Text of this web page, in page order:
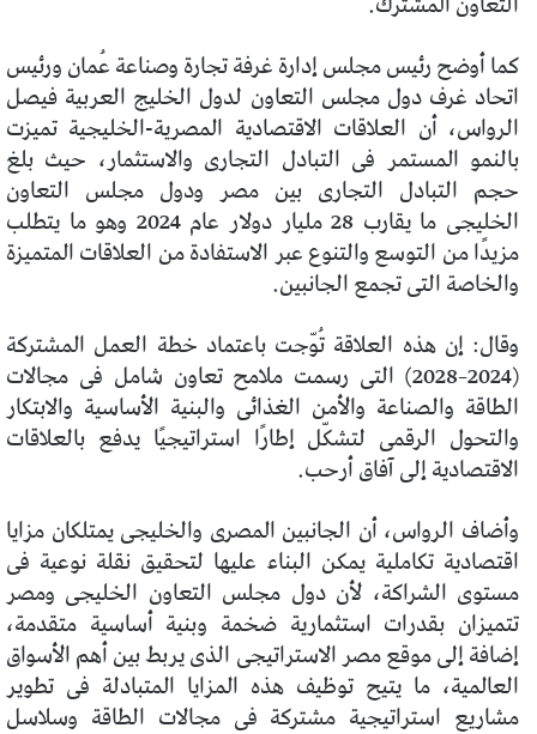
كما أوضح رئيس مجلس إدارة غرفة تجارة وصناعة عُمان ورئيس
اتحاد غرف دول مجلس التعاون لدول الخليج العربية فيصل
الرواس، أن العلاقات الاقتصادية المصرية-الخليجية تميزت
بالنمو المستمر فى التبادل التجارى والاستثمار، حيث بلغ
حجم التبادل التجارى بين مصر ودول مجلس التعاون
الخليجى ما يقارب 28 مليار دولار عام 2024 وهو ما يتطلب
مزيدًا من التوسع والتنوع عبر الاستفادة من العلاقات المتميزة
والخاصة التى تجمع الجانبين.
وقال: إن هذه العلاقة تُوّجت باعتماد خطة العمل المشتركة
(2024–2028) التى رسمت ملامح تعاون شامل فى مجالات
الطاقة والصناعة والأمن الغذائى والبنية الأساسية والابتكار
والتحول الرقمى لتشكّل إطارًا استراتيجيًا يدفع بالعلاقات
الاقتصادية إلى آفاق أرحب.
وأضاف الرواس، أن الجانبين المصرى والخليجى يمتلكان مزايا
اقتصادية تكاملية يمكن البناء عليها لتحقيق نقلة نوعية فى
مستوى الشراكة، لأن دول مجلس التعاون الخليجى ومصر
تتميزان بقدرات استثمارية ضخمة وبنية أساسية متقدمة،
إضافة إلى موقع مصر الاستراتيجى الذى يربط بين أهم الأسواق
العالمية، ما يتيح توظيف هذه المزايا المتبادلة فى تطوير
مشاريع استراتيجية مشتركة فى مجالات الطاقة وسلاسل